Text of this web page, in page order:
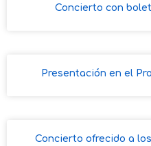
Concierto con
Presentación en el
Concierto ofrecido a